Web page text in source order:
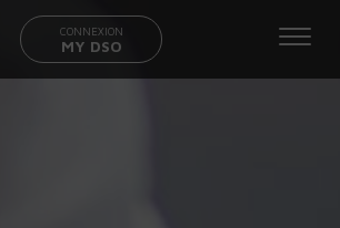
CONNEXION
MY DSO